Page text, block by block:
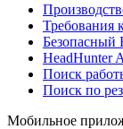
Требования
Безопасный
HeadHunter
Поиск
Поиск по
Мобильное